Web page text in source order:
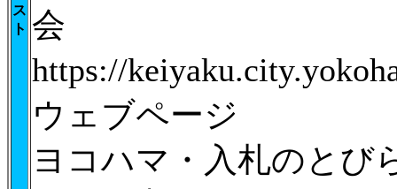
ス
ト 会
https://
ウェブページ
ヨコハマ・入札のと